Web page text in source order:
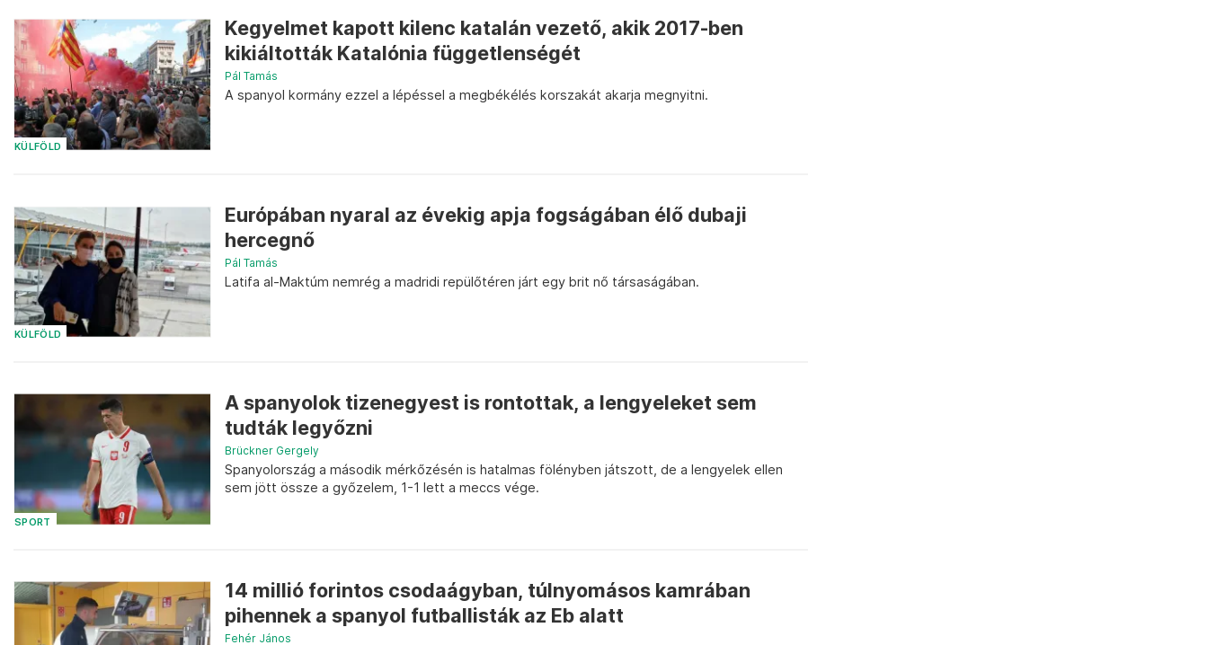
KÜLFÖLD
Kegyelmet kapott kilenc katalán vezető, akik 2017-ben
kikiáltották Katalónia függetlenségét
Pál Tamás
A spanyol kormány ezzel a lépéssel a megbékélés korszakát akarja megnyitni.
KÜLFÖLD
Európában nyaral az évekig apja fogságában élő dubaji
hercegnő
Pál Tamás
Latifa al-Maktúm nemrég a madridi repülőtéren járt egy brit nő társaságában.
SPORT
A spanyolok tizenegyest is rontottak, a lengyeleket sem
tudták legyőzni
Brückner Gergely
Spanyolország a második mérkőzésén is hatalmas fölényben játszott, de a lengyelek ellen
sem jött össze a győzelem, 1-1 lett a meccs vége.
14 millió forintos csodaágyban, túlnyomásos kamrában
pihennek a spanyol futballisták az Eb alatt
Fehér János